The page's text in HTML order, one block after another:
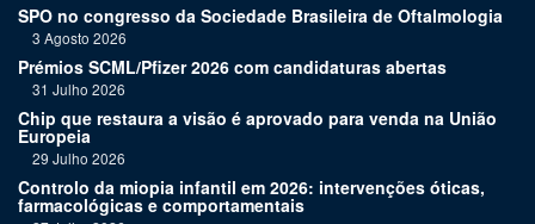
SPO no congresso da Sociedade Brasileira de Oftalmologia
3 Agosto 2026
Prémios SCML/Pfizer 2026 com candidaturas abertas
31 Julho 2026
Chip que restaura a visão é aprovado para venda na União
Europeia
29 Julho 2026
Controlo da miopia infantil em 2026: intervenções óticas,
farmacológicas e comportamentais